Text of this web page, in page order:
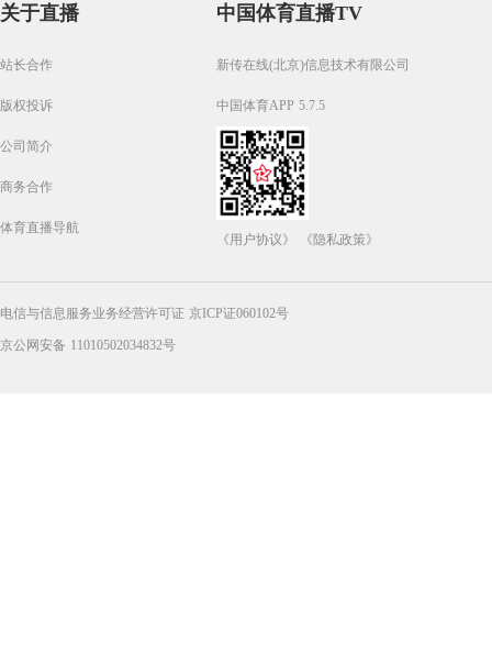
关于直播
站长合作
版权投诉
公司简介
商务合作
体育直播导航
中国体育直播TV
新传在线(北京)信息技术有限公司
中国体育APP 5.7.5
《用户协议》 《隐私政策》
电信与信息服务业务经营许可证 京ICP证060102号
京公网安备 11010502034832号